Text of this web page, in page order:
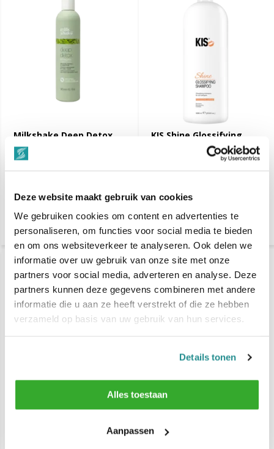
Deze website maakt gebruik van cookies
We gebruiken cookies om content en advertenties te
personaliseren, om functies voor social media te bieden
en om ons websiteverkeer te analyseren. Ook delen we
informatie over uw gebruik van onze site met onze
partners voor social media, adverteren en analyse. Deze
partners kunnen deze gegevens combineren met andere
informatie die u aan ze heeft verstrekt of die ze hebben
verzameld op basis van uw gebruik van hun services.
Details tonen
Alles toestaan
Aanpassen
Milkshake Deep Detox
Shampoo 300ml
Vergelijk
KIS Shine Glossifying
Shampoo 1000ml
Vergelijk
en Parabeenvrij 1250 ml Cool Elasticizing
Shampoo 1000 ml
SALE